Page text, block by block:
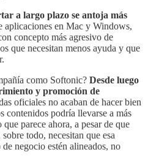
a largo plazo se antoja más
aplicaciones en Mac y Windows,
concepto más agresivo de
que necesitan menos ayuda y que
como Softonic? Desde luego
y promoción de
oficiales no acaban de hacer bien
contenidos podría llevarse a más
parece ahora, a pesar de que
todo, necesitan que esa
negocio estén alineados, no